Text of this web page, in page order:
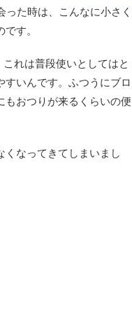
った時は、こんなに小さく
す。
れは普段使いとしてはと
いんです。ふつうにブロ
もおつりが来るくらいの便
なってきてしまいまし